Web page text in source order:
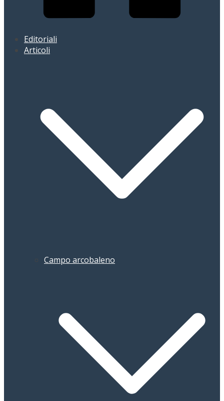
Editoriali
Articoli
Campo arcobaleno